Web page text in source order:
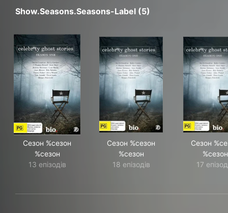
Show.seasons.seasons-Label (5)
Сезон %сезон
%сезон
13 епізодів
Сезон %сезон
%сезон
18 епізодів
Сезон
%сезон
17